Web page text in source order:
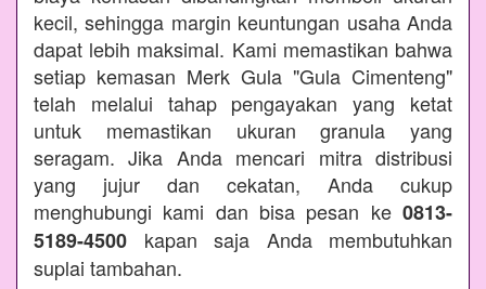
kecil, sehingga margin keuntungan usaha Anda
dapat lebih maksimal. Kami memastikan bahwa
setiap kemasan Merk Gula "Gula Cimenteng"
telah melalui tahap pengayakan yang ketat
untuk memastikan ukuran granula yang
seragam. Jika Anda mencari mitra distribusi
yang jujur dan cekatan, Anda cukup
menghubungi kami dan bisa pesan ke 0813-
5189-4500 kapan saja Anda membutuhkan
suplai tambahan.